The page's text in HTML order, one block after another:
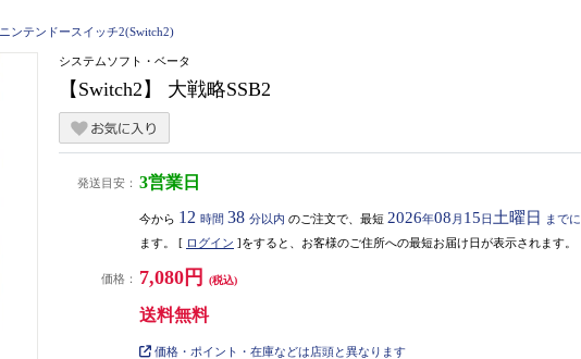
ニンテンドースイッチ2(Switch2)
システムソフト・ベータ
【Switch2】 大戦略SSB2
発送目安： 3営業日
今から 12 時間 38 分以内 のご注文で、最短 2026年08 月 15日 土曜日 までに
ます。 [ ログイン ]をすると、お客様のご住所への最短お届け日が表示されます。
価格： 7,080円 (税込)
送料無料
価格・ポイント・在庫などは店頭と異なります